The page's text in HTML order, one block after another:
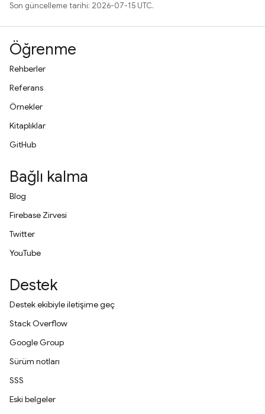
Son güncelleme tarihi: 2026-07-15 UTC.
Öğrenme
Rehberler
Referans
Örnekler
Kitaplıklar
GitHub
Bağlı kalma
Blog
Firebase Zirvesi
Twitter
YouTube
Destek
Destek ekibiyle iletişime geç
Stack Overflow
Google Group
Sürüm notları
SSS
Eski belgeler